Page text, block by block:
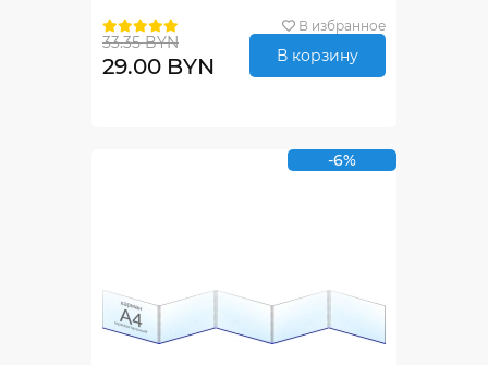
В избранное
33.35 BYN
29.00 BYN В корзину
-6%